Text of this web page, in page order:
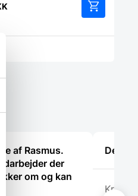
vare
af Rasmus.
der
om og kan
De
Kris